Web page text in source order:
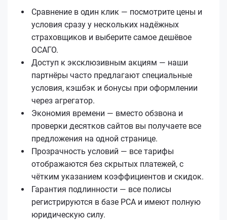
Сравнение в один клик — посмотрите цены и
условия сразу у нескольких надёжных
страховщиков и выберите самое дешёвое
ОСАГО.
Доступ к эксклюзивным акциям — наши
партнёры часто предлагают специальные
условия, кэшбэк и бонусы при оформлении
через агрегатор.
Экономия времени — вместо обзвона и
проверки десятков сайтов вы получаете все
предложения на одной странице.
Прозрачность условий — все тарифы
отображаются без скрытых платежей, с
чётким указанием коэффициентов и скидок.
Гарантия подлинности — все полисы
регистрируются в базе РСА и имеют полную
юридическую силу.